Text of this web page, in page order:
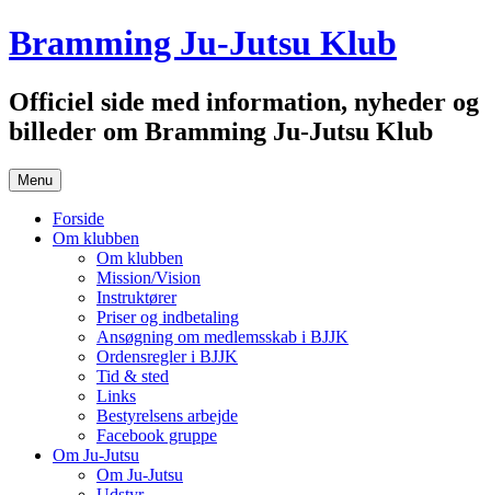
Hop
til
Bramming Ju-Jutsu Klub
Officiel side med information, nyheder og
billeder om Bramming Ju-Jutsu Klub
Menu
Forside
Om klubben
Om klubben
Mission/Vision
Instruktører
Priser og indbetaling
Ansøgning om medlemsskab i BJJK
Ordensregler i BJJK
Tid & sted
Links
Bestyrelsens arbejde
Facebook gruppe
Om Ju-Jutsu
Om Ju-Jutsu